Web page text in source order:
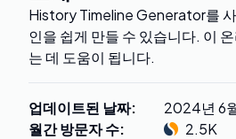
History Timeline Generator를
인을 쉽게 만들 수 있습니다. 이
는 데 도움이 됩니다.
업데이트된 날짜:
2024년 6
월간 방문자 수:
2.5K